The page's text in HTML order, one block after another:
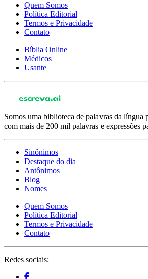
Quem Somos
Política Editorial
Termos e Privacidade
Contato
Bíblia Online
Médicos
Usante
Somos uma biblioteca de palavras da língua
com mais de 200 mil palavras e expressões
Sinônimos
Destaque do dia
Antônimos
Blog
Nomes
Quem Somos
Política Editorial
Termos e Privacidade
Contato
Redes sociais: